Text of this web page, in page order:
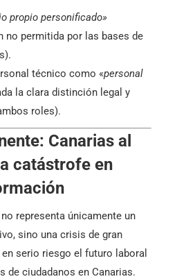
propio personificado»
no permitida por las bases de
técnico como «personal
la clara distinción legal y
roles).
Canarias al
catástrofe en
representa únicamente un
sino una crisis de gran
serio riesgo el futuro laboral
de ciudadanos en Canarias.